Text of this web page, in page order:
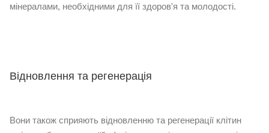
мінералами, необхідними для її здоров'я та молодості.
Відновлення та регенерація
Вони також сприяють відновленню та регенерації клітин